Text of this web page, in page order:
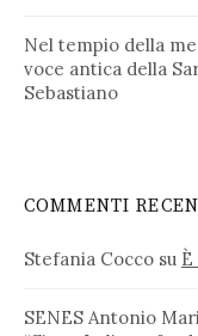
Nel tempio della
voce antica della
Sebastiano
COMMENTI
Stefania Cocco su
SENES Antonio